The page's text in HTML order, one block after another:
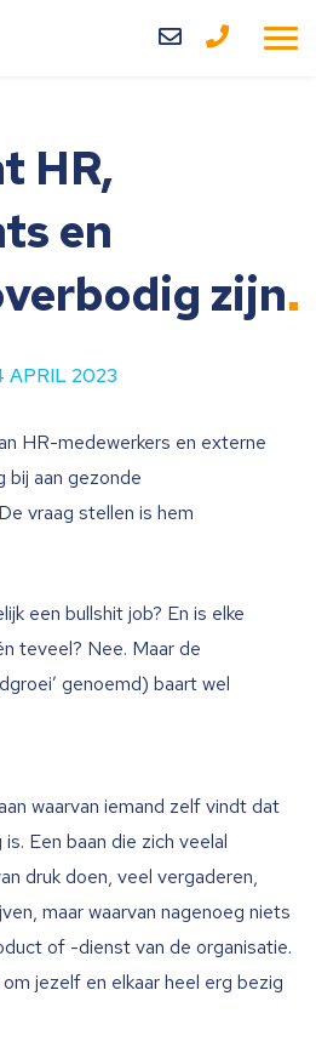
HR,
en
zijn
APRIL 2023
HR-medewerkers en externe
bij aan gezonde
vraag stellen is hem
een bullshit job? En is elke
teveel? Nee. Maar de
genoemd) baart wel
waarvan iemand zelf vindt dat
Een baan die zich veelal
druk doen, veel vergaderen,
maar waarvan nagenoeg niets
of -dienst van de organisatie.
jezelf en elkaar heel erg bezig